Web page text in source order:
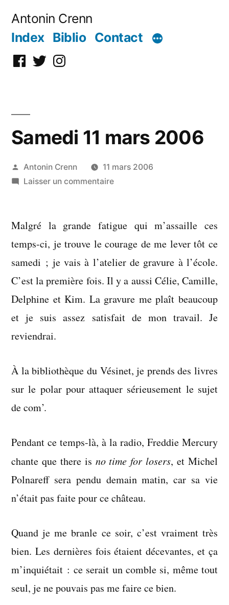
Antonin Crenn
Index Biblio Contact
Facebook
TwitterInstagram
Samedi 11 mars 2006
Publié
par
Antonin Crenn
11 mars 2006
Laisser un commentairesur
mars
Malgré la grande fatigue qui m’assaille ces
temps-ci, je trouve le courage de me lever tôt ce
samedi ; je vais à l’atelier de gravure à l’école.
C’est la première fois. Il y a aussi Célie, Camille,
Delphine et Kim. La gravure me plaît beaucoup
et je suis assez satisfait de mon travail. Je
reviendrai.
À la bibliothèque du Vésinet, je prends des livres
sur le polar pour attaquer sérieusement le sujet
de com’.
Pendant ce temps-là, à la radio, Freddie Mercury
chante que there is no time for losers, et Michel
Polnareff sera pendu demain matin, car sa vie
n’était pas faite pour ce château.
Quand je me branle ce soir, c’est vraiment très
bien. Les dernières fois étaient décevantes, et ça
m’inquiétait : ce serait un comble si, même tout
seul, je ne pouvais pas me faire ce bien.